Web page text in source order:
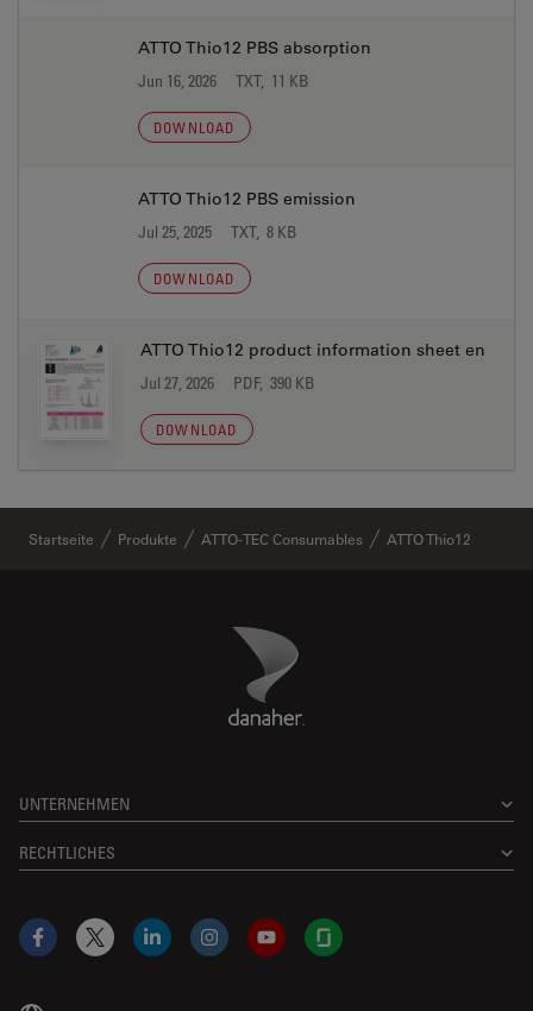
ATTO Thio12 PBS absorption
Jun 16, 2026 TXT, 11 KB
DOWNLOAD
ATTO Thio12 PBS emission
Jul 25, 2025 TXT, 8 KB
DOWNLOAD
ATTO Thio12 product information sheet en
Jul 27, 2026 PDF, 390 KB
DOWNLOAD
Startseite Produkte ATTO-TEC Consumables ATTO Thio12
Danaher Logo
UNTERNEHMEN
RECHTLICHES
Facebook
X LinkedInInstagramYouTubeGlassdoor